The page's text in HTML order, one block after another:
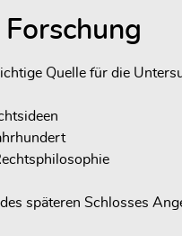
Quelle für die
späteren Schlosses